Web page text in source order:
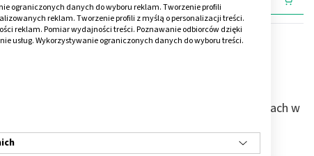
długu czasowego:
, m.in. deficycie snu, zmianach w
ograniczonych danych do wyboru reklam. Tworzenie profili
reklam. Tworzenie profili z myślą o personalizacji treści.
reklam. Pomiar wydajności treści. Poznawanie odbiorców dzięki
usług. Wykorzystywanie ograniczonych danych do wyboru treści.